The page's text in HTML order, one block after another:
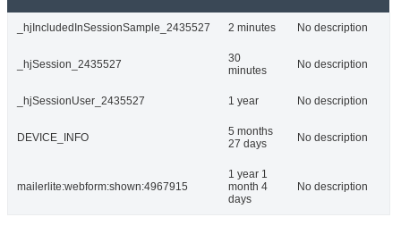
_hjIncludedInSessionSample_2435527 2 minutes No description
_hjSession_2435527
30
minutes
No description
_hjSessionUser_2435527 1 year No description
DEVICE_INFO
5 months
27 days
No description
mailerlite:webform:shown:4967915
1 year 1
month 4
days
No description